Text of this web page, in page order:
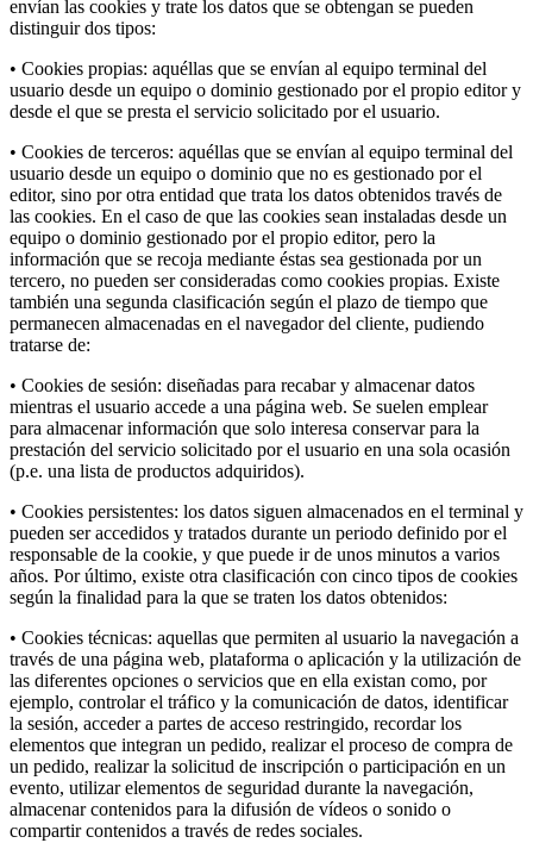
envían las cookies y trate los datos que se obtengan se pueden
distinguir dos tipos:
• Cookies propias: aquéllas que se envían al equipo terminal del
usuario desde un equipo o dominio gestionado por el propio editor y
desde el que se presta el servicio solicitado por el usuario.
• Cookies de terceros: aquéllas que se envían al equipo terminal del
usuario desde un equipo o dominio que no es gestionado por el
editor, sino por otra entidad que trata los datos obtenidos través de
las cookies. En el caso de que las cookies sean instaladas desde un
equipo o dominio gestionado por el propio editor, pero la
información que se recoja mediante éstas sea gestionada por un
tercero, no pueden ser consideradas como cookies propias. Existe
también una segunda clasificación según el plazo de tiempo que
permanecen almacenadas en el navegador del cliente, pudiendo
tratarse de:
• Cookies de sesión: diseñadas para recabar y almacenar datos
mientras el usuario accede a una página web. Se suelen emplear
para almacenar información que solo interesa conservar para la
prestación del servicio solicitado por el usuario en una sola ocasión
(p.e. una lista de productos adquiridos).
• Cookies persistentes: los datos siguen almacenados en el terminal y
pueden ser accedidos y tratados durante un periodo definido por el
responsable de la cookie, y que puede ir de unos minutos a varios
años. Por último, existe otra clasificación con cinco tipos de cookies
según la finalidad para la que se traten los datos obtenidos:
• Cookies técnicas: aquellas que permiten al usuario la navegación a
través de una página web, plataforma o aplicación y la utilización de
las diferentes opciones o servicios que en ella existan como, por
ejemplo, controlar el tráfico y la comunicación de datos, identificar
la sesión, acceder a partes de acceso restringido, recordar los
elementos que integran un pedido, realizar el proceso de compra de
un pedido, realizar la solicitud de inscripción o participación en un
evento, utilizar elementos de seguridad durante la navegación,
almacenar contenidos para la difusión de vídeos o sonido o
compartir contenidos a través de redes sociales.